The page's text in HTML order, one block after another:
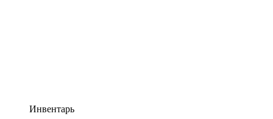
Инвентарь